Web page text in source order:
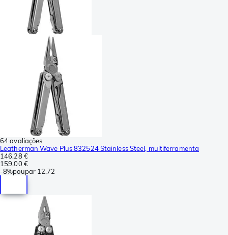
64 avaliações
Leatherman Wave Plus 832524 Stainless Steel, multiferramenta
146,28 €
159,00 €
-8%poupar 12,72